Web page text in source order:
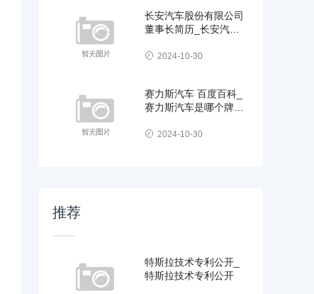
长安汽车股份有限公司
董事长简历_长安汽车
2024-10-30
赛力斯汽车 百度百科_
赛力斯汽车是哪个牌子
2024-10-30
推荐
特斯拉技术专利公开_
特斯拉技术专利公开